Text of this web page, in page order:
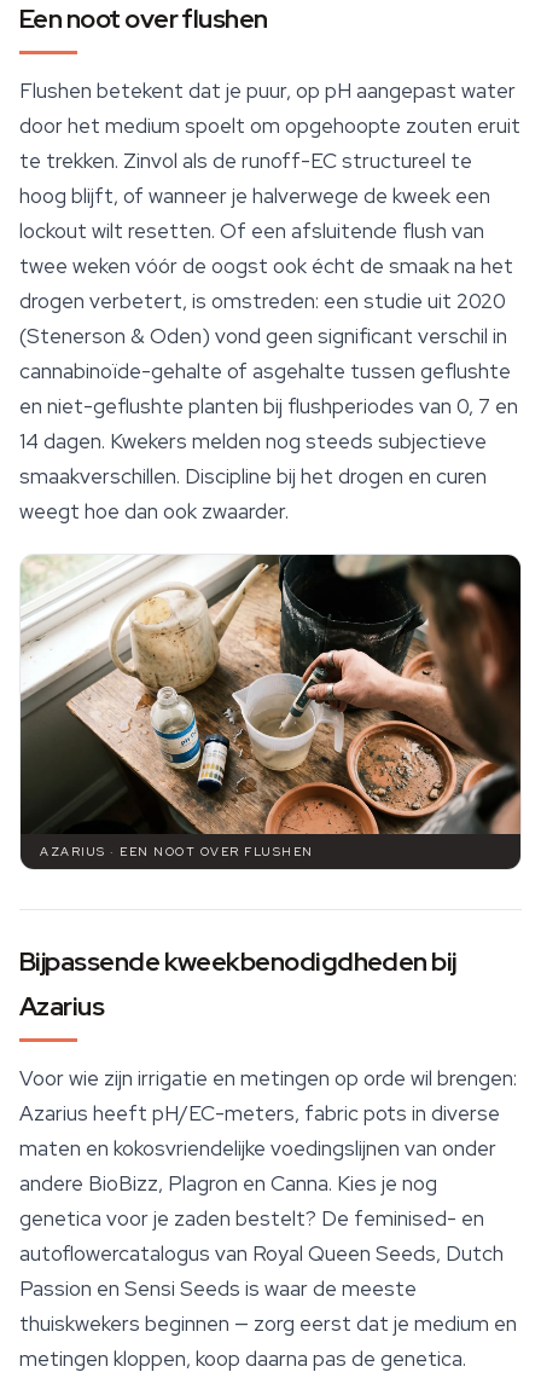
Een noot over flushen
Flushen betekent dat je puur, op pH aangepast water
door het medium spoelt om opgehoopte zouten eruit
te trekken. Zinvol als de runoff-EC structureel te
hoog blijft, of wanneer je halverwege de kweek een
lockout wilt resetten. Of een afsluitende flush van
twee weken vóór de oogst ook écht de smaak na het
drogen verbetert, is omstreden: een studie uit 2020
(Stenerson & Oden) vond geen significant verschil in
cannabinoïde-gehalte of asgehalte tussen geflushte
en niet-geflushte planten bij flushperiodes van 0, 7 en
14 dagen. Kwekers melden nog steeds subjectieve
smaakverschillen. Discipline bij het drogen en curen
weegt hoe dan ook zwaarder.
AZARIUS · EEN NOOT OVER FLUSHEN
Bijpassende kweekbenodigdheden bij
Azarius
Voor wie zijn irrigatie en metingen op orde wil brengen:
Azarius heeft pH/EC-meters, fabric pots in diverse
maten en kokosvriendelijke voedingslijnen van onder
andere BioBizz, Plagron en Canna. Kies je nog
genetica voor je zaden bestelt? De feminised- en
autoflowercatalogus van Royal Queen Seeds, Dutch
Passion en Sensi Seeds is waar de meeste
thuiskwekers beginnen — zorg eerst dat je medium en
metingen kloppen, koop daarna pas de genetica.